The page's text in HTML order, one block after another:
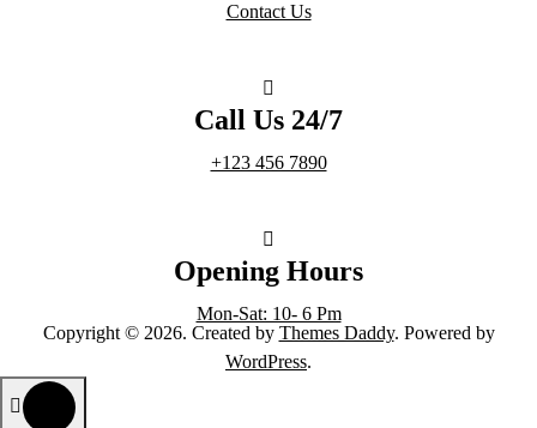
Contact Us
Call Us 24/7
+123 456 7890
Opening Hours
Mon-Sat: 10- 6 Pm
Copyright © 2026. Created by Themes Daddy. Powered by
WordPress.